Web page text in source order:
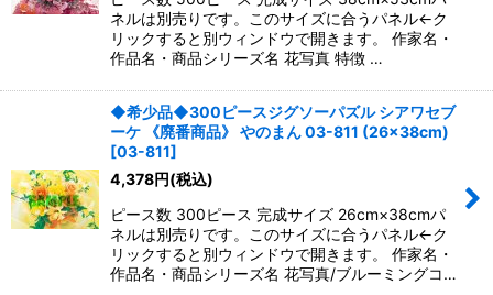
ネルは別売りです。このサイズに合うパネル←ク
リックすると別ウィンドウで開きます。 作家名・
作品名・商品シリーズ名 花写真 特徴 …
◆希少品◆300ピースジグソーパズル シアワセブ
ーケ 《廃番商品》 やのまん 03-811 (26×38cm)
[03-811]
4,378円(税込)
ピース数 300ピース 完成サイズ 26cm×38cmパ
ネルは別売りです。このサイズに合うパネル←ク
リックすると別ウィンドウで開きます。 作家名・
作品名・商品シリーズ名 花写真/ブルーミングコ…